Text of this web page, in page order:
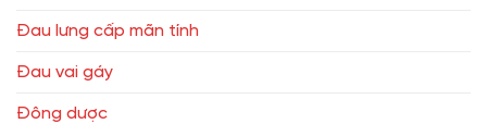
Đau lưng cấp mãn tính
Đau vai gáy
Đông dược